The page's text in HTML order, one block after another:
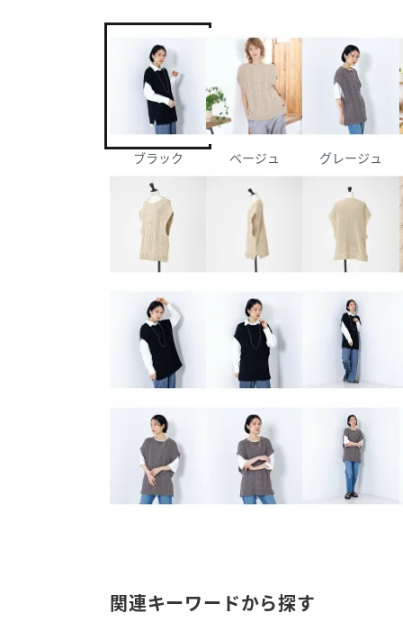
ブラック ベージュ グレージュ
関連キーワードから探す